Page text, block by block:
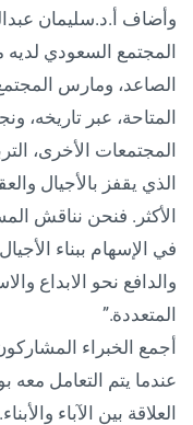
وأضاف أ.د.سليمان
المجتمع السعودي لديه
الصاعد، ومارس
المتاحة، عبر تاريخه،
المجتمعات الأخرى،
الذي يقفز بالأجيال
الأكثر. فنحن نناقش
في الإسهام ببناء
والدافع نحو الابداع
المتعددة.”
أجمع الخبراء
عندما يتم التعامل معه
العلاقة بين الآباء